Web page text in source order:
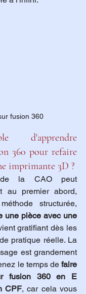
fusion 360
d'apprendre
360 pour refaire
imprimante 3D ?
de la CAO peut
au premier abord,
structurée,
une pièce avec une
gratifiant dès les
pratique réelle. La
est grandement
le temps de faire
fusion 360 en E
CPF, car cela vous